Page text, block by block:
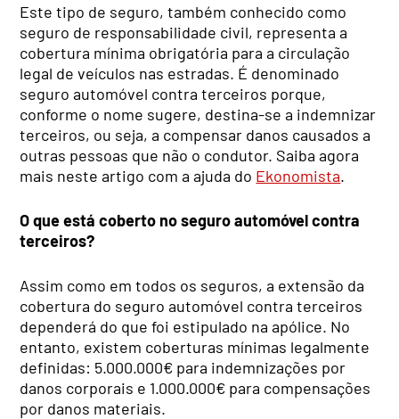
Este tipo de seguro, também conhecido como
seguro de responsabilidade civil, representa a
cobertura mínima obrigatória para a circulação
legal de veículos nas estradas. É denominado
seguro automóvel contra terceiros porque,
conforme o nome sugere, destina-se a indemnizar
terceiros, ou seja, a compensar danos causados a
outras pessoas que não o condutor. Saiba agora
mais neste artigo com a ajuda do Ekonomista.
O que está coberto no seguro automóvel contra
terceiros?
Assim como em todos os seguros, a extensão da
cobertura do seguro automóvel contra terceiros
dependerá do que foi estipulado na apólice. No
entanto, existem coberturas mínimas legalmente
definidas: 5.000.000€ para indemnizações por
danos corporais e 1.000.000€ para compensações
por danos materiais.